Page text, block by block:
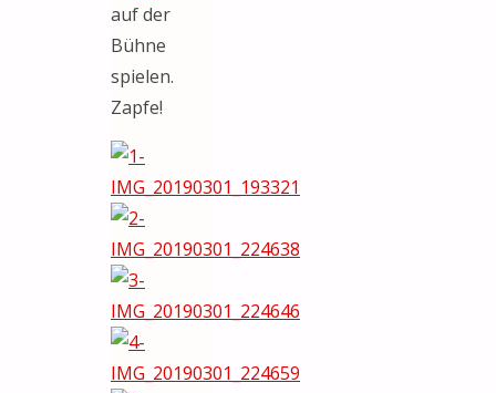
auf der
Bühne
spielen.
Zapfe!